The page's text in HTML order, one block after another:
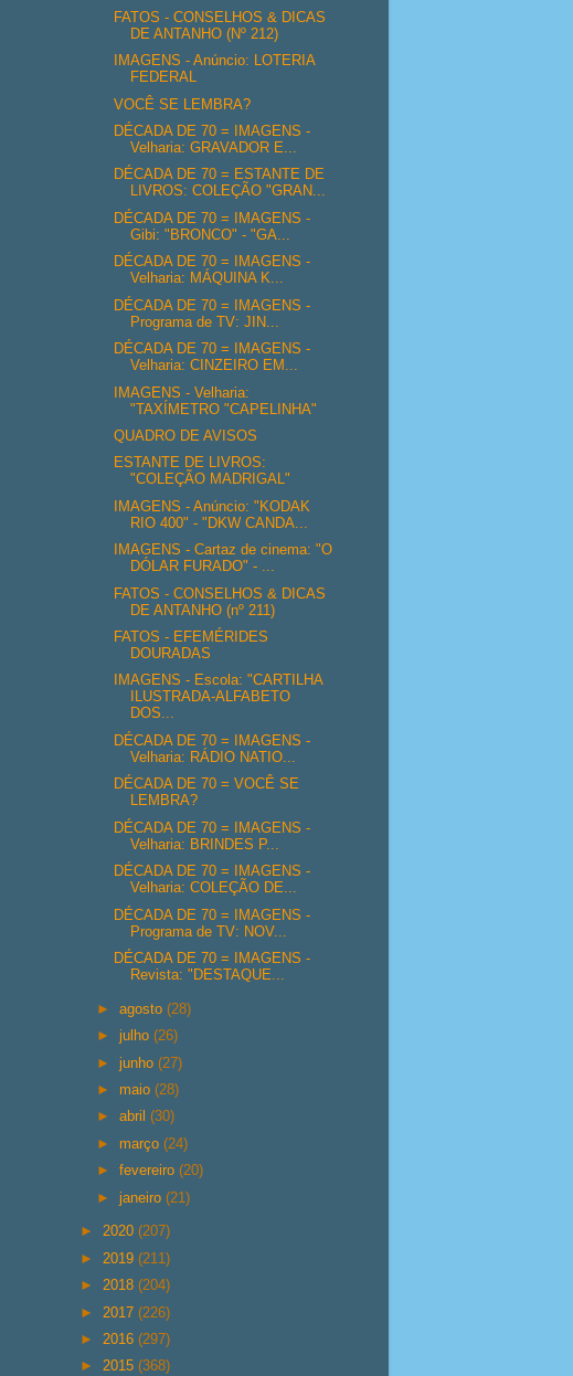
FATOS - CONSELHOS & DICAS
DE ANTANHO (Nº 212)
IMAGENS - Anúncio: LOTERIA
FEDERAL
VOCÊ SE LEMBRA?
DÉCADA DE 70 = IMAGENS -
Velharia: GRAVADOR E...
DÉCADA DE 70 = ESTANTE DE
LIVROS: COLEÇÃO "GRAN...
DÉCADA DE 70 = IMAGENS -
Gibi: "BRONCO" - "GA...
DÉCADA DE 70 = IMAGENS -
Velharia: MÁQUINA K...
DÉCADA DE 70 = IMAGENS -
Programa de TV: JIN...
DÉCADA DE 70 = IMAGENS -
Velharia: CINZEIRO EM...
IMAGENS - Velharia:
"TAXÍMETRO "CAPELINHA"
QUADRO DE AVISOS
ESTANTE DE LIVROS:
"COLEÇÃO MADRIGAL"
IMAGENS - Anúncio: "KODAK
RIO 400" - "DKW CANDA...
IMAGENS - Cartaz de cinema: "O
DÓLAR FURADO" - ...
FATOS - CONSELHOS & DICAS
DE ANTANHO (nº 211)
FATOS - EFEMÉRIDES
DOURADAS
IMAGENS - Escola: "CARTILHA
ILUSTRADA-ALFABETO
DOS...
DÉCADA DE 70 = IMAGENS -
Velharia: RÁDIO NATIO...
DÉCADA DE 70 = VOCÊ SE
LEMBRA?
DÉCADA DE 70 = IMAGENS -
Velharia: BRINDES P...
DÉCADA DE 70 = IMAGENS -
Velharia: COLEÇÃO DE...
DÉCADA DE 70 = IMAGENS -
Programa de TV: NOV...
DÉCADA DE 70 = IMAGENS -
Revista: "DESTAQUE...
►agosto(28)
►julho(26)
►junho(27)
► maio(28)
►abril(30)
► março(24)
►fevereiro(20)
►janeiro(21)
► 2020 (207)
► 2019 (211)
► 2018 (204)
► 2017 (226)
► 2016 (297)
► 2015 (368)